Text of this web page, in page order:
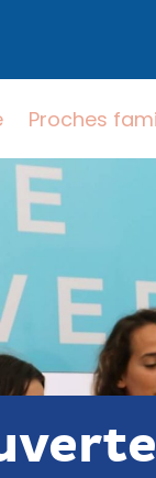
Proches